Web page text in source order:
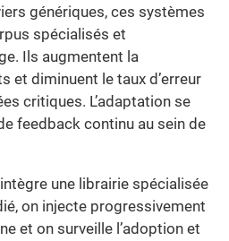
génériques, ces systèmes
spécialisés et
Ils augmentent la
et diminuent le taux d’erreur
critiques. L’adaptation se
feedback continu au sein de
une librairie spécialisée
on injecte progressivement
et on surveille l’adoption et